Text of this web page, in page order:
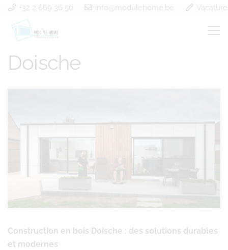
+32 2 669 36 50 info@modulehome.be
Construction en bois
Doische
Construction en bois Doische : des solutions durables
et modernes